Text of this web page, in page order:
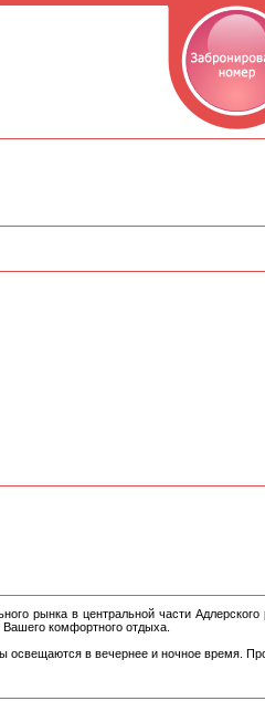
рынка в центральной части Адлерского
комфортного отдыха.
в вечернее и ночное время.